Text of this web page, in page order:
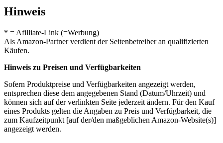
Hinweis
* = Afilliate-Link (=Werbung)
Als Amazon-Partner verdient der Seitenbetreiber an qualifizierten
Käufen.
Hinweis zu Preisen und Verfügbarkeiten
Sofern Produktpreise und Verfügbarkeiten angezeigt werden,
entsprechen diese dem angegebenen Stand (Datum/Uhrzeit) und
können sich auf der verlinkten Seite jederzeit ändern. Für den Kauf
eines Produkts gelten die Angaben zu Preis und Verfügbarkeit, die
zum Kaufzeitpunkt [auf der/den maßgeblichen Amazon-Website(s)]
angezeigt werden.